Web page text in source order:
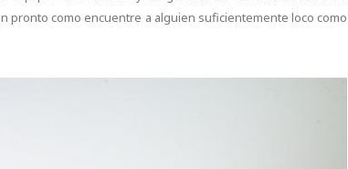
pronto como encuentre a alguien suficientemente loco como